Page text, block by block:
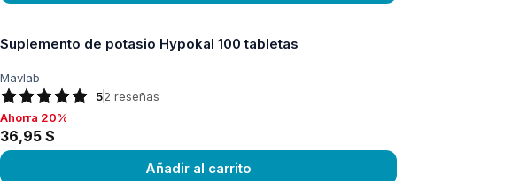
Suplemento de potasio Hypokal 100 tabletas
Mavlab
52 reseñas
Ahorra 20%, 36,95 $
Ahorra 20%
36,95 $
Añadir al carrito